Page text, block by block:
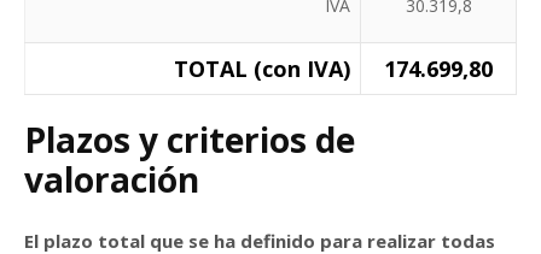
IVA 30.319,8
TOTAL (con IVA) 174.699,80
Plazos y criterios de
valoración
El plazo total que se ha definido para realizar todas